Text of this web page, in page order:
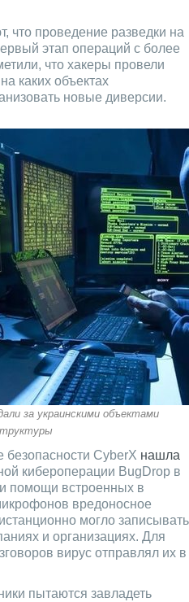
что проведение разведки на
этап операций с более
что хакеры провели
каких объектах
новые диверсии.
за украинскими объектами
CyberX нашла
кибероперации BugDrop в
помощи встроенных в
вредоносное
могло записывать
и организациях. Для
вирус отправлял их в
пытаются завладеть